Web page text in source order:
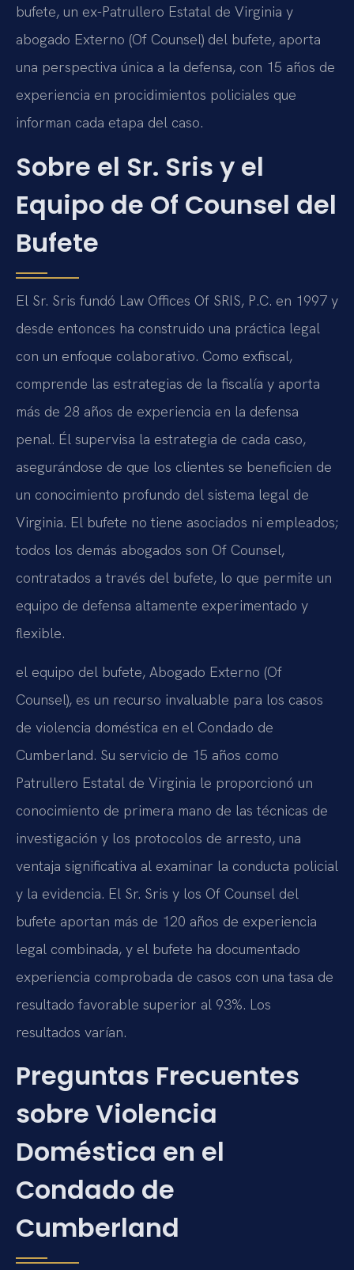
bufete, un ex-Patrullero Estatal de Virginia y
abogado Externo (Of Counsel) del bufete, aporta
una perspectiva única a la defensa, con 15 años de
experiencia en procidimientos policiales que
informan cada etapa del caso.
Sobre el Sr. Sris y el
Equipo de Of Counsel del
Bufete
El Sr. Sris fundó Law Offices Of SRIS, P.C. en 1997 y
desde entonces ha construido una práctica legal
con un enfoque colaborativo. Como exfiscal,
comprende las estrategias de la fiscalía y aporta
más de 28 años de experiencia en la defensa
penal. Él supervisa la estrategia de cada caso,
asegurándose de que los clientes se beneficien de
un conocimiento profundo del sistema legal de
Virginia. El bufete no tiene asociados ni empleados;
todos los demás abogados son Of Counsel,
contratados a través del bufete, lo que permite un
equipo de defensa altamente experimentado y
flexible.
el equipo del bufete, Abogado Externo (Of
Counsel), es un recurso invaluable para los casos
de violencia doméstica en el Condado de
Cumberland. Su servicio de 15 años como
Patrullero Estatal de Virginia le proporcionó un
conocimiento de primera mano de las técnicas de
investigación y los protocolos de arresto, una
ventaja significativa al examinar la conducta policial
y la evidencia. El Sr. Sris y los Of Counsel del
bufete aportan más de 120 años de experiencia
legal combinada, y el bufete ha documentado
experiencia comprobada de casos con una tasa de
resultado favorable superior al 93%. Los
resultados varían.
Preguntas Frecuentes
sobre Violencia
Doméstica en el
Condado de
Cumberland